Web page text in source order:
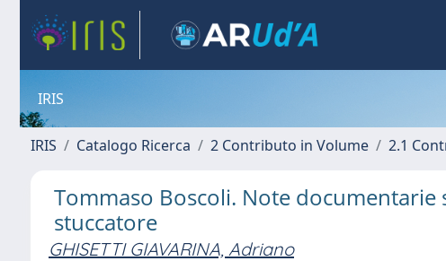
IRIS
IRIS Catalogo Ricerca 2 Contributo in Volume 2.1
Tommaso Boscoli. Note
stuccatore
GHISETTI GIAVARINA, Adriano